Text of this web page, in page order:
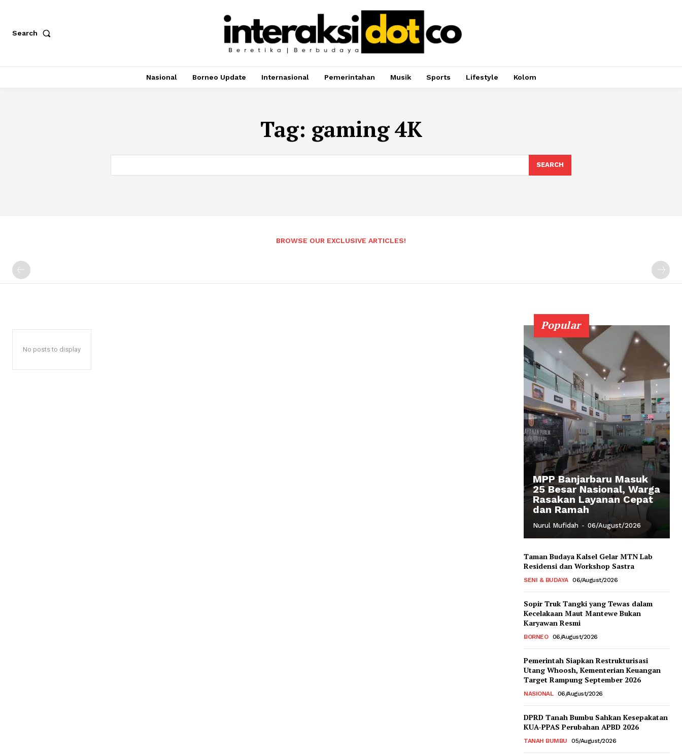
Search
Nasional Borneo Update Internasional Pemerintahan Musik Sports Lifestyle Kolom
Tag: gaming 4K
SEARCH
BROWSE OUR EXCLUSIVE ARTICLES!
No posts to display
Popular
MPP Banjarbaru Masuk
25 Besar Nasional, Warga
Rasakan Layanan Cepat
dan Ramah
Nurul Mufidah - 06/August/2026
Taman Budaya Kalsel Gelar MTN Lab
Residensi dan Workshop Sastra
SENI & BUDAYA 06/August/2026
Sopir Truk Tangki yang Tewas dalam
Kecelakaan Maut Mantewe Bukan
Karyawan Resmi
BORNEO 06/August/2026
Pemerintah Siapkan Restrukturisasi
Utang Whoosh, Kementerian Keuangan
Target Rampung September 2026
NASIONAL 06/August/2026
DPRD Tanah Bumbu Sahkan Kesepakatan
KUA-PPAS Perubahan APBD 2026
TANAH BUMBU 05/August/2026